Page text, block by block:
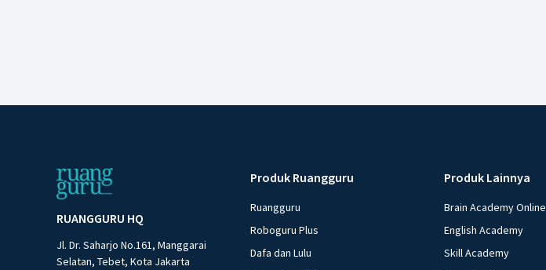
RUANGGURU HQ
Jl. Dr. Saharjo No.161, Manggarai
Selatan, Tebet, Kota Jakarta
Produk Ruangguru
Ruangguru
Roboguru Plus
Dafa dan Lulu
Produk Lainnya
Brain Academy Online
English Academy
Skill Academy